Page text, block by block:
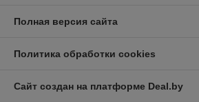
Полная версия сайта
Политика обработки cookies
Сайт создан на платформе Deal.by